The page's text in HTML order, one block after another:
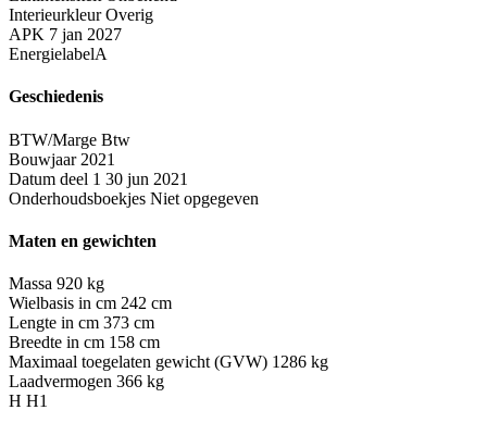
Interieurkleur Overig
APK 7 jan 2027
EnergielabelA
Geschiedenis
BTW/Marge Btw
Bouwjaar 2021
Datum deel 1 30 jun 2021
Onderhoudsboekjes Niet opgegeven
Maten en gewichten
Massa 920 kg
Wielbasis in cm 242 cm
Lengte in cm 373 cm
Breedte in cm 158 cm
Maximaal toegelaten gewicht (GVW) 1286 kg
Laadvermogen 366 kg
H H1